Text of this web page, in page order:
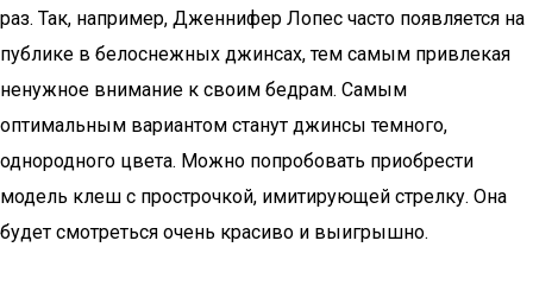
раз. Так, например, Дженнифер Лопес часто появляется на
публике в белоснежных джинсах, тем самым привлекая
ненужное внимание к своим бедрам. Самым
оптимальным вариантом станут джинсы темного,
однородного цвета. Можно попробовать приобрести
модель клеш с прострочкой, имитирующей стрелку. Она
будет смотреться очень красиво и выигрышно.